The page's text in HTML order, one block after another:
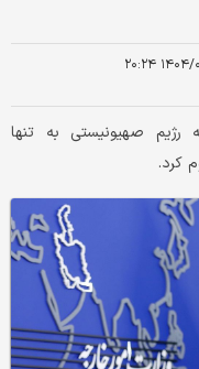
۳ ۲۰:۲۴
رژیم صهیونیستی به تنها
کرد.